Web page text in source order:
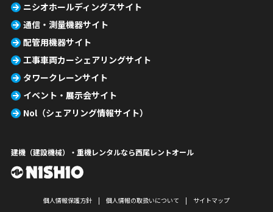
ニシオホールディングスサイト
通信・測量機器サイト
配管用機器サイト
工事車両カーシェアリングサイト
タワークレーンサイト
イベント・展示会サイト
Nol（シェアリング情報サイト）
建機（建設機械）・重機レンタルなら西尾レントオール
個人情報保護方針 個人情報の取扱いについて サイトマップ